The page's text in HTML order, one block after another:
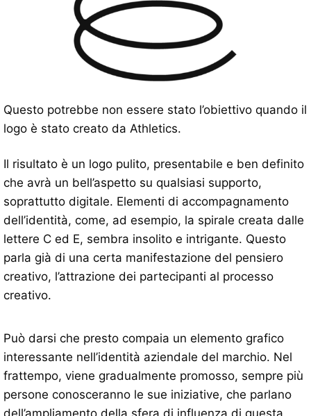
Questo potrebbe non essere stato l’obiettivo quando il
logo è stato creato da Athletics.
Il risultato è un logo pulito, presentabile e ben definito
che avrà un bell’aspetto su qualsiasi supporto,
soprattutto digitale. Elementi di accompagnamento
dell’identità, come, ad esempio, la spirale creata dalle
lettere C ed E, sembra insolito e intrigante. Questo
parla già di una certa manifestazione del pensiero
creativo, l’attrazione dei partecipanti al processo
creativo.
Può darsi che presto compaia un elemento grafico
interessante nell’identità aziendale del marchio. Nel
frattempo, viene gradualmente promosso, sempre più
persone conosceranno le sue iniziative, che parlano